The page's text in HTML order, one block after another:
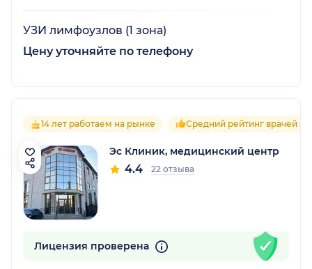
УЗИ лимфоузлов (1 зона)
Цену уточняйте по телефону
14 лет работаем на рынке Средний рейтинг врачей 4.5
Эс Клиник, медицинский центр
4.4 22 отзыва
Лицензия проверена